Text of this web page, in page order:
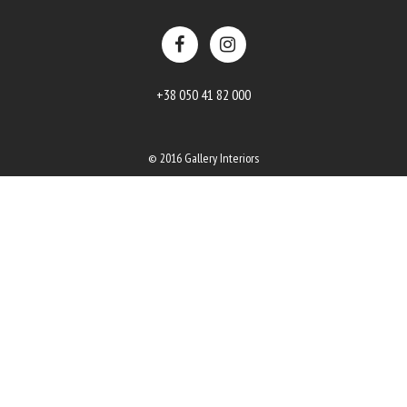
+38 050 41 82 000
© 2016 Gallery Interiors